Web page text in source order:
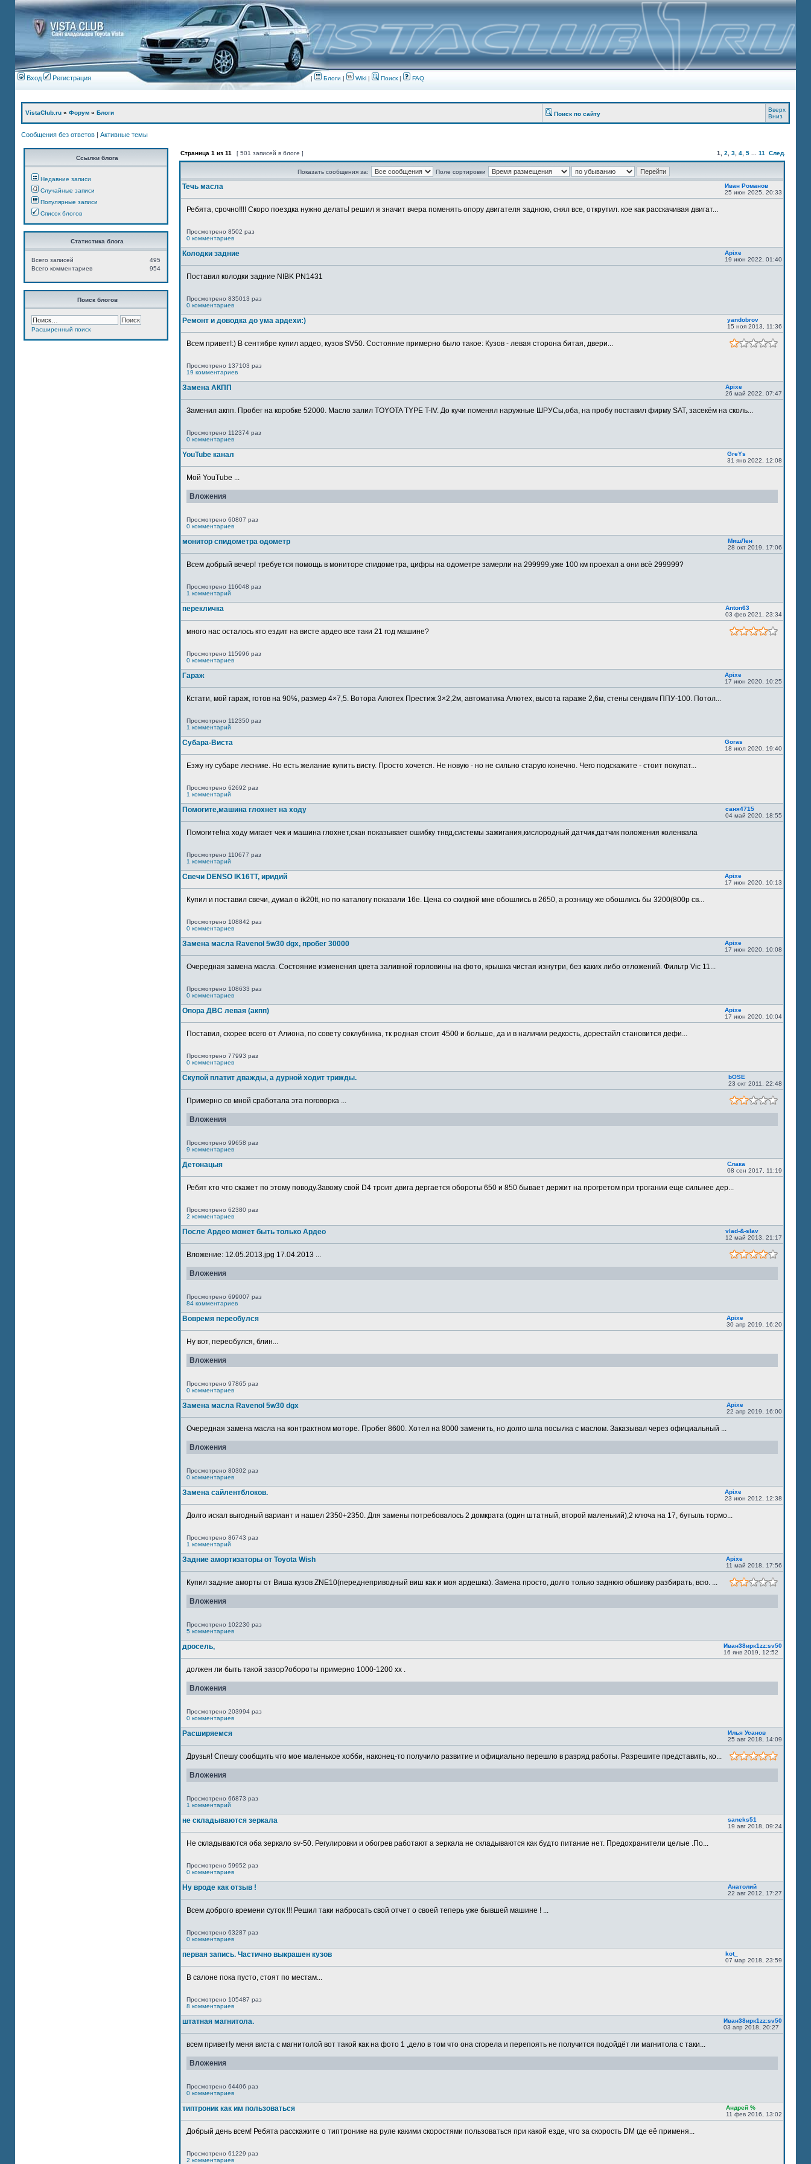
Вход Регистрация | Блоги | Wiki | Поиск| FAQ
VistaClub.ru » Форум » Блоги Поиск по сайту
Вверх
Вниз
Сообщения без ответов | Активные темы
Ссылки блога
Недавние записи
Случайные записи
Популярные записи
Список блогов
Статистика блога
495
Всего записей
954
Всего комментариев
Поиск блогов
Расширенный поиск
Страница 1 из 11 [ 501 записей в блоге ] 1 2 3 4 5 11 След.
Показать сообщения за: Поле сортировки
Течь масла
Иван Романов
25 июн 2025, 20:33
Ребята, срочно!!!! Скоро поездка нужно делать! решил я значит вчера поменять опору двигателя заднюю, снял все, открутил. кое как расскачивая двигат...
Просмотрено 8502 раз
0 комментариев
Колодки задние
Apixe
19 июн 2022, 01:40
Поставил колодки задние NIBK PN1431
Просмотрено 835013 раз
0 комментариев
Ремонт и доводка до ума ардехи:)
yandobrov
15 ноя 2013, 11:36
Всем привет!:) В сентябре купил ардео, кузов SV50. Состояние примерно было такое: Кузов - левая сторона битая, двери...
Просмотрено 137103 раз
19 комментариев
Замена АКПП
Apixe
26 май 2022, 07:47
Заменил акпп. Пробег на коробке 52000. Масло залил TOYOTA TYPE T-IV. До кучи поменял наружные ШРУСы,оба, на пробу поставил фирму SAT, засекём на сколь...
Просмотрено 112374 раз
0 комментариев
YouTube канал
GreYs
31 янв 2022, 12:08
Мой YouTube ...
Вложения
Просмотрено 60807 раз
0 комментариев
монитор спидометра одометр
МишЛен
28 окт 2019, 17:06
Всем добрый вечер! требуется помощь в мониторе спидометра, цифры на одометре замерли на 299999,уже 100 км проехал а они всё 299999?
Просмотрено 116048 раз
1 комментарий
перекличка
Anton63
03 фев 2021, 23:34
много нас осталось кто ездит на висте ардео все таки 21 год машине?
Просмотрено 115996 раз
0 комментариев
Гараж
Apixe
17 июн 2020, 10:25
Кстати, мой гараж, готов на 90%, размер 4×7,5. Вотора Алютех Престиж 3×2,2м, автоматика Алютех, высота гараже 2,6м, стены сендвич ППУ-100. Потол...
Просмотрено 112350 раз
1 комментарий
Субара-Виста
Goras
18 июл 2020, 19:40
Езжу ну субаре леснике. Но есть желание купить висту. Просто хочется. Не новую - но не сильно старую конечно. Чего подскажите - стоит покупат...
Просмотрено 62692 раз
1 комментарий
Помогите,машина глохнет на ходу
саня4715
04 май 2020, 18:55
Помогите!на ходу мигает чек и машина глохнет,скан показывает ошибку тнвд,системы зажигания,кислородный датчик,датчик положения коленвала
Просмотрено 110677 раз
1 комментарий
Свечи DENSO IK16TT, иридий
Apixe
17 июн 2020, 10:13
Купил и поставил свечи, думал о ik20tt, но по каталогу показали 16е. Цена со скидкой мне обошлись в 2650, а розницу же обошлись бы 3200(800р св...
Просмотрено 108842 раз
0 комментариев
Замена масла Ravenol 5w30 dgx, пробег 30000
Apixe
17 июн 2020, 10:08
Очередная замена масла. Состояние изменения цвета заливной горловины на фото, крышка чистая изнутри, без каких либо отложений. Фильтр Vic 11...
Просмотрено 108633 раз
0 комментариев
Опора ДВС левая (акпп)
Apixe
17 июн 2020, 10:04
Поставил, скорее всего от Алиона, по совету соклубника, тк родная стоит 4500 и больше, да и в наличии редкость, дорестайл становится дефи...
Просмотрено 77993 раз
0 комментариев
Скупой платит дважды, а дурной ходит трижды.
bOSE
23 окт 2011, 22:48
Примерно со мной сработала эта поговорка ...
Вложения
Просмотрено 99658 раз
9 комментариев
Детонацыя
Слака
08 сен 2017, 11:19
Ребят кто что скажет по этому поводу.Завожу свой D4 троит двига дергается обороты 650 и 850 бывает держит на прогретом при трогании еще сильнее дер...
Просмотрено 62380 раз
2 комментариев
После Ардео может быть только Ардео
vlad-&-slav
12 май 2013, 21:17
Вложение: 12.05.2013.jpg 17.04.2013 ...
Вложения
Просмотрено 699007 раз
84 комментариев
Вовремя переобулся
Apixe
30 апр 2019, 16:20
Ну вот, переобулся, блин...
Вложения
Просмотрено 97865 раз
0 комментариев
Замена масла Ravenol 5w30 dgx
Apixe
22 апр 2019, 16:00
Очередная замена масла на контрактном моторе. Пробег 8600. Хотел на 8000 заменить, но долго шла посылка с маслом. Заказывал через официальный ...
Вложения
Просмотрено 80302 раз
0 комментариев
Замена сайлентблоков.
Apixe
23 июн 2012, 12:38
Долго искал выгодный вариант и нашел 2350+2350. Для замены потребовалось 2 домкрата (один штатный, второй маленький),2 ключа на 17, бутыль тормо...
Просмотрено 86743 раз
1 комментарий
Задние амортизаторы от Toyota Wish
Apixe
11 май 2018, 17:56
Купил задние аморты от Виша кузов ZNE10(переднеприводный виш как и моя ардешка). Замена просто, долго только заднюю обшивку разбирать, всю. ...
Вложения
Просмотрено 102230 раз
5 комментариев
дросель,
Иван38ирк1zz:sv50
16 янв 2019, 12:52
должен ли быть такой зазор?обороты примерно 1000-1200 хх .
Вложения
Просмотрено 203994 раз
0 комментариев
Расширяемся
Илья Усанов
25 авг 2018, 14:09
Друзья! Спешу сообщить что мое маленькое хобби, наконец-то получило развитие и официально перешло в разряд работы. Разрешите представить, ко...
Вложения
Просмотрено 66873 раз
1 комментарий
не складываются зеркала
saneks51
19 авг 2018, 09:24
Не складываются оба зеркало sv-50. Регулировки и обогрев работают а зеркала не складываются как будто питание нет. Предохранители целые .По...
Просмотрено 59952 раз
0 комментариев
Ну вроде как отзыв !
Анатолий
22 авг 2012, 17:27
Всем доброго времени суток !!! Решил таки набросать свой отчет о своей теперь уже бывшей машине ! ...
Просмотрено 63287 раз
0 комментариев
первая запись. Частично выкрашен кузов
kot_
07 мар 2018, 23:59
В салоне пока пусто, стоят по местам...
Просмотрено 105487 раз
8 комментариев
штатная магнитола.
Иван38ирк1zz:sv50
03 апр 2018, 20:27
всем привет!у меня виста с магнитолой вот такой как на фото 1 ,дело в том что она сгорела и перепоять не получится подойдёт ли магнитола с таки...
Вложения
Просмотрено 64406 раз
0 комментариев
типтроник как им пользоваться
Андрей %
11 фев 2016, 13:02
Добрый день всем! Ребята расскажите о типтронике на руле какими скоростями пользоваться при какой езде, что за скорость DM где её применя...
Просмотрено 61229 раз
2 комментариев